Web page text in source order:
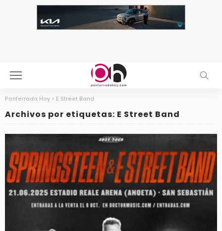
Ponferrada Hoy > E Street Band
Archivos por etiquetas: E Street Band